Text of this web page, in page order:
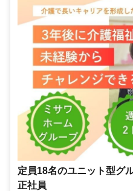
定員18名のユニット型グ
正社員